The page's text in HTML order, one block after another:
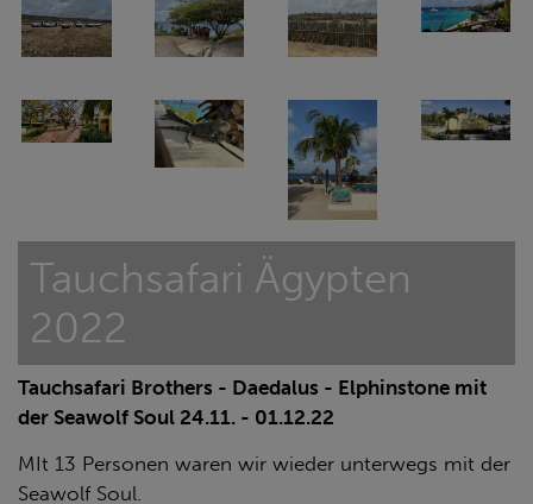
Tauchsafari Ägypten
2022
Tauchsafari Brothers - Daedalus - Elphinstone mit
der Seawolf Soul 24.11. - 01.12.22
MIt 13 Personen waren wir wieder unterwegs mit der
Seawolf Soul.